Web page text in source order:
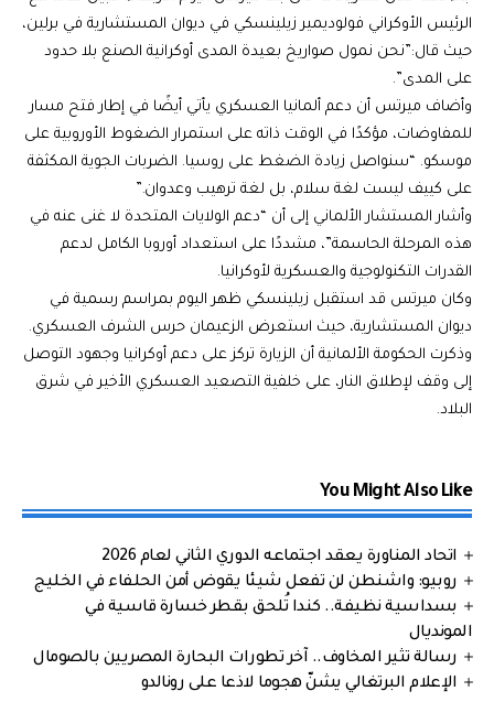
الرئيس الأوكراني فولوديمير زيلينسكي في ديوان المستشارية في برلين،
حيث قال:”نحن نمول صواريخ بعيدة المدى أوكرانية الصنع بلا حدود
على المدى”.
وأضاف ميرتس أن دعم ألمانيا العسكري يأتي أيضًا في إطار فتح مسار
للمفاوضات، مؤكدًا في الوقت ذاته على استمرار الضغوط الأوروبية على
موسكو. “سنواصل زيادة الضغط على روسيا. الضربات الجوية المكثفة
على كييف ليست لغة سلام، بل لغة ترهيب وعدوان.”
وأشار المستشار الألماني إلى أن “دعم الولايات المتحدة لا غنى عنه في
هذه المرحلة الحاسمة”، مشددًا على استعداد أوروبا الكامل لدعم
القدرات التكنولوجية والعسكرية لأوكرانيا.
وكان ميرتس قد استقبل زيلينسكي ظهر اليوم بمراسم رسمية في
ديوان المستشارية، حيث استعرض الزعيمان حرس الشرف العسكري.
وذكرت الحكومة الألمانية أن الزيارة تركز على دعم أوكرانيا وجهود التوصل
إلى وقف لإطلاق النار، على خلفية التصعيد العسكري الأخير في شرق
البلاد.
You Might Also Like
اتحاد المناورة يعقد اجتماعه الدوري الثاني لعام 2026
روبيو: واشنطن لن تفعل شيئا يقوض أمن الحلفاء في الخليج
بسداسية نظيفة.. كندا تُلحق بقطر خسارة قاسية في
المونديال
رسالة تثير المخاوف.. آخر تطورات البحارة المصريين بالصومال
الإعلام البرتغالي يشنّ هجوما لاذعا على رونالدو